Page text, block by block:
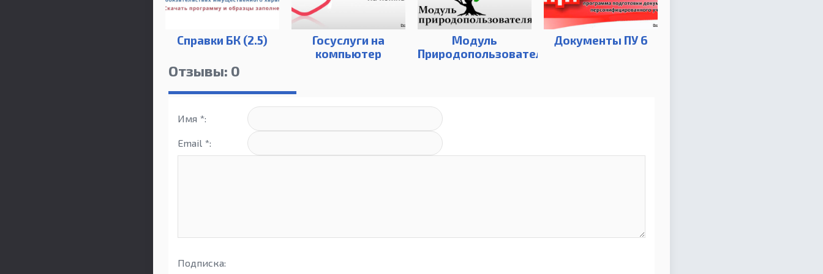
Справки БК (2.5)
Госуслуги на
компьютер
Модуль
Природопользователя
Документы ПУ 6
Отзывы: 0
Имя *:
Email *:
Подписка: